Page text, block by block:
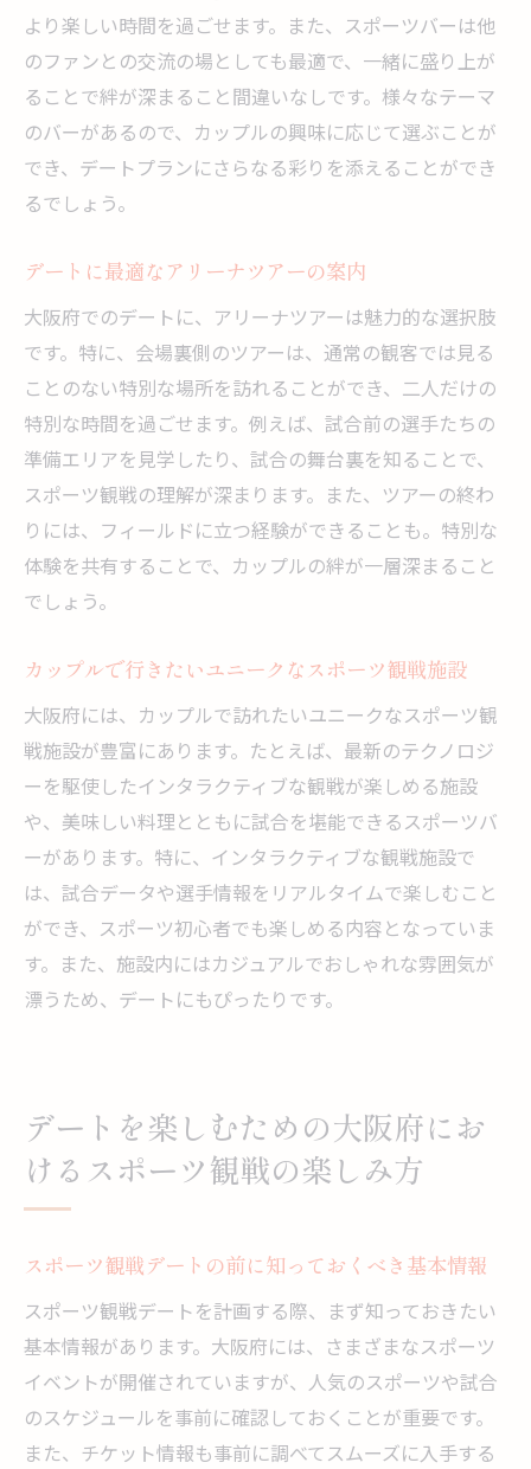
より楽しい時間を過ごせます。また、スポーツバーは他
のファンとの交流の場としても最適で、一緒に盛り上が
ることで絆が深まること間違いなしです。様々なテーマ
のバーがあるので、カップルの興味に応じて選ぶことが
でき、デートプランにさらなる彩りを添えることができ
るでしょう。
デートに最適なアリーナツアーの案内
大阪府でのデートに、アリーナツアーは魅力的な選択肢
です。特に、会場裏側のツアーは、通常の観客では見る
ことのない特別な場所を訪れることができ、二人だけの
特別な時間を過ごせます。例えば、試合前の選手たちの
準備エリアを見学したり、試合の舞台裏を知ることで、
スポーツ観戦の理解が深まります。また、ツアーの終わ
りには、フィールドに立つ経験ができることも。特別な
体験を共有することで、カップルの絆が一層深まること
でしょう。
カップルで行きたいユニークなスポーツ観戦施設
大阪府には、カップルで訪れたいユニークなスポーツ観
戦施設が豊富にあります。たとえば、最新のテクノロジ
ーを駆使したインタラクティブな観戦が楽しめる施設
や、美味しい料理とともに試合を堪能できるスポーツバ
ーがあります。特に、インタラクティブな観戦施設で
は、試合データや選手情報をリアルタイムで楽しむこと
ができ、スポーツ初心者でも楽しめる内容となっていま
す。また、施設内にはカジュアルでおしゃれな雰囲気が
漂うため、デートにもぴったりです。
デートを楽しむための大阪府にお
けるスポーツ観戦の楽しみ方
スポーツ観戦デートの前に知っておくべき基本情報
スポーツ観戦デートを計画する際、まず知っておきたい
基本情報があります。大阪府には、さまざまなスポーツ
イベントが開催されていますが、人気のスポーツや試合
のスケジュールを事前に確認しておくことが重要です。
また、チケット情報も事前に調べてスムーズに入手する